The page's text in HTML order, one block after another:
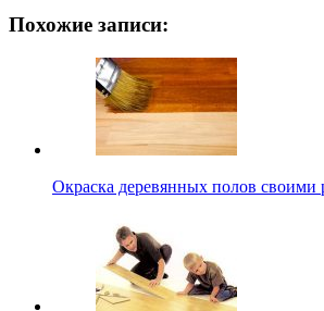
Похожие записи:
Окраска деревянных полов своими